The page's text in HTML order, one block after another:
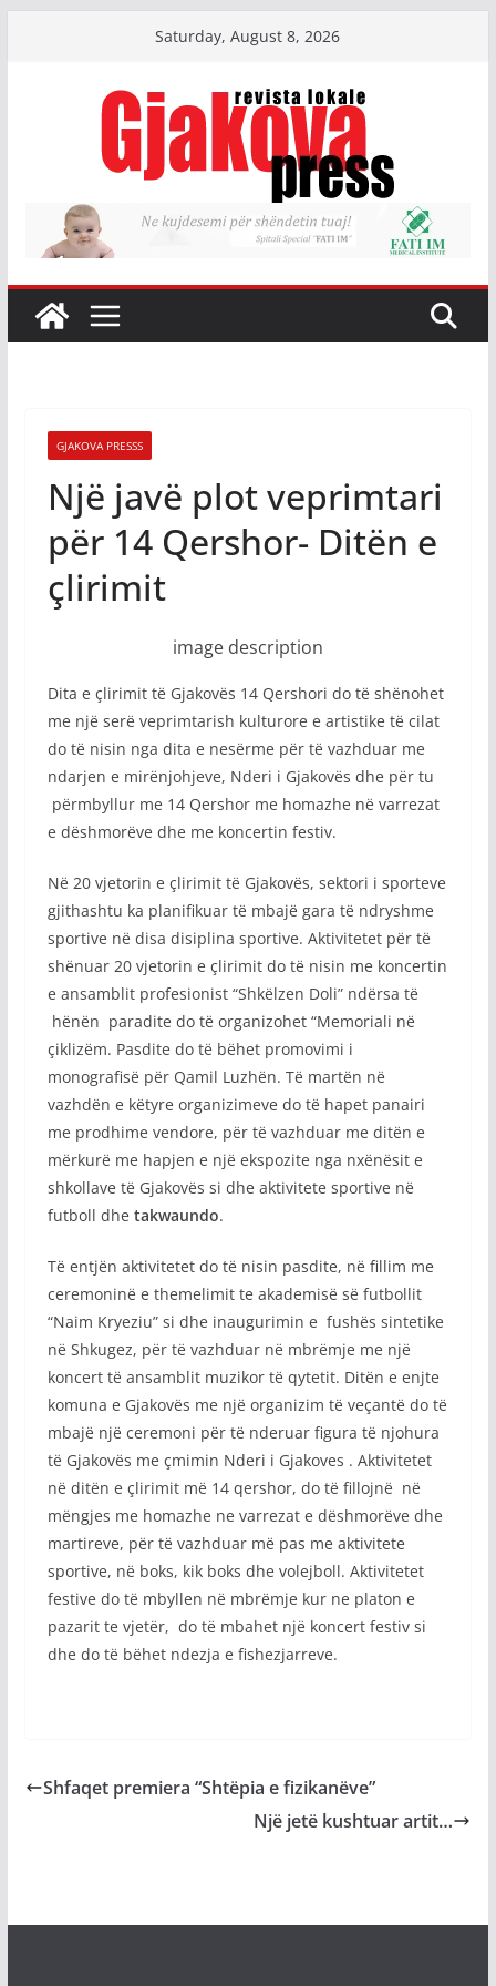
Saturday, August 8, 2026
GJAKOVA PRESSS
Një javë plot veprimtari
për 14 Qershor- Ditën e
çlirimit
image description
Dita e çlirimit të Gjakovës 14 Qershori do të shënohet
me një serë veprimtarish kulturore e artistike të cilat
do të nisin nga dita e nesërme për të vazhduar me
ndarjen e mirënjohjeve, Nderi i Gjakovës dhe për tu
përmbyllur me 14 Qershor me homazhe në varrezat
e dëshmorëve dhe me koncertin festiv.
Në 20 vjetorin e çlirimit të Gjakovës, sektori i sporteve
gjithashtu ka planifikuar të mbajë gara të ndryshme
sportive në disa disiplina sportive. Aktivitetet për të
shënuar 20 vjetorin e çlirimit do të nisin me koncertin
e ansamblit profesionist “Shkëlzen Doli” ndërsa të
hënën paradite do të organizohet “Memoriali në
çiklizëm. Pasdite do të bëhet promovimi i
monografisë për Qamil Luzhën. Të martën në
vazhdën e këtyre organizimeve do të hapet panairi
me prodhime vendore, për të vazhduar me ditën e
mërkurë me hapjen e një ekspozite nga nxënësit e
shkollave të Gjakovës si dhe aktivitete sportive në
futboll dhe takwaundo.
Të entjën aktivitetet do të nisin pasdite, në fillim me
ceremoninë e themelimit te akademisë së futbollit
“Naim Kryeziu” si dhe inaugurimin e fushës sintetike
në Shkugez, për të vazhduar në mbrëmje me një
koncert të ansamblit muzikor të qytetit. Ditën e enjte
komuna e Gjakovës me një organizim të veçantë do të
mbajë një ceremoni për të nderuar figura të njohura
të Gjakovës me çmimin Nderi i Gjakoves . Aktivitetet
në ditën e çlirimit më 14 qershor, do të fillojnë në
mëngjes me homazhe ne varrezat e dëshmorëve dhe
martireve, për të vazhduar më pas me aktivitete
sportive, në boks, kik boks dhe volejboll. Aktivitetet
festive do të mbyllen në mbrëmje kur ne platon e
pazarit te vjetër, do të mbahet një koncert festiv si
dhe do të bëhet ndezja e fishezjarreve.
Shfaqet premiera “Shtëpia e fizikanëve”
Një jetë kushtuar artit…